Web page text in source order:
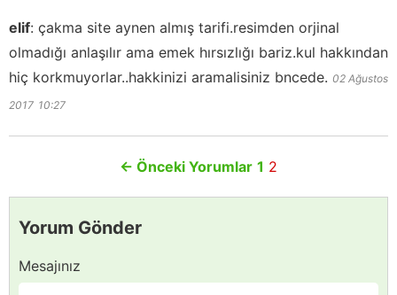
elif: çakma site aynen almış tarifi.resimden orjinal
olmadığı anlaşılır ama emek hırsızlığı bariz.kul hakkından
hiç korkmuyorlar..hakkinizi aramalisiniz bncede. 02 Ağustos
2017 10:27
← Önceki Yorumlar 1 2
Yorum Gönder
Mesajınız